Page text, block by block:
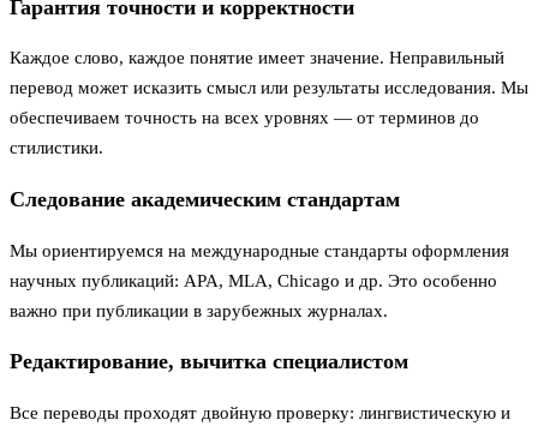
Гарантия точности и корректности
Каждое слово, каждое понятие имеет значение. Неправильный
перевод может исказить смысл или результаты исследования. Мы
обеспечиваем точность на всех уровнях — от терминов до
стилистики.
Следование академическим стандартам
Мы ориентируемся на международные стандарты оформления
научных публикаций: APA, MLA, Chicago и др. Это особенно
важно при публикации в зарубежных журналах.
Редактирование, вычитка специалистом
Все переводы проходят двойную проверку: лингвистическую и